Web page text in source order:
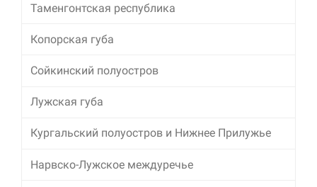
Таменгонтская республика
Копорская губа
Сойкинский полуостров
Лужская губа
Кургальский полуостров и Нижнее Прилужье
Нарвско-Лужское междуречье
будете получать
контент и